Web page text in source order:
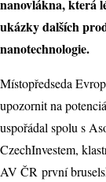
nanovlákna, která
ukázky dalších
nanotechnologie.
Místopředseda
upozornit na
uspořádal spolu s
CzechInvestem,
AV ČR první